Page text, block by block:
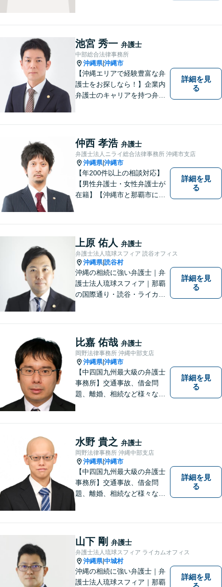
の皆様のお役に立てればと思
っております。お困りごとが
あれば、一度ご相談くださ
い。
池宮 秀一 弁護士
中部総合法律事務所
沖縄県|沖縄市
【沖縄エリアで経験豊富な弁
護士をお探しなら！】企業内
弁護士のキャリアを持つ弁護
種多様なご相談に対応してお
ります。スピード感を持っ
て、かつ丁寧な対応を心がけ
ていますので、ぜひ気兼ねな
くご相談ください。
詳細を見
る
仲西 孝浩 弁護士
弁護士法人ニライ総合法律事務所 沖縄市支店
沖縄県|沖縄市
【年200件以上の相談対応】
【男性弁護士・女性弁護士が
在籍】【沖縄市と那覇市に事
業法務など幅広く対応しま
す。「沖縄ならではの習慣」
を熟知した弁護士が多数在
籍。
詳細を見
る
上原 佑人 弁護士
弁護士法人琉球スフィア 読谷オフィス
沖縄県|読谷村
沖縄の相続に強い弁護士｜弁
護士法人琉球スフィア｜那覇
の国際通り・読谷・ライカム
相続無料相談を実施｜お気軽
にご連絡ください！
詳細を見
る
比嘉 佑哉 弁護士
岡野法律事務所 沖縄中部支店
沖縄県|沖縄市
【中四国九州最大級の弁護士
事務所】交通事故、借金問
題、離婚、相続など様々な問
まずはお気軽にご相談くださ
い！
詳細を見
る
水野 貴之 弁護士
岡野法律事務所 沖縄中部支店
沖縄県|沖縄市
【中四国九州最大級の弁護士
事務所】交通事故、借金問
題、離婚、相続など様々な問
まずはお気軽にご相談くださ
い！
詳細を見
る
山下 剛 弁護士
弁護士法人琉球スフィア ライカムオフィス
沖縄県|中城村
沖縄の相続に強い弁護士｜弁
護士法人琉球スフィア｜那覇
詳細を見